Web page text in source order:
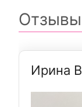
Ирина